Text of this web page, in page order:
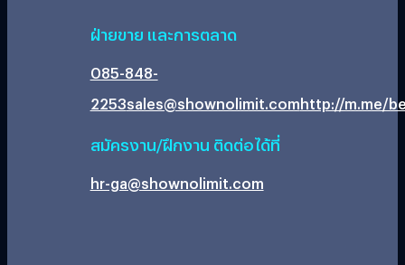
ฝ่ายขาย และการตลาด
085-848-
2253sales@shownolimit.comhttp://m.me/
สมัครงาน/ฝึกงาน ติดต่อได้ที่
hr-ga@shownolimit.com